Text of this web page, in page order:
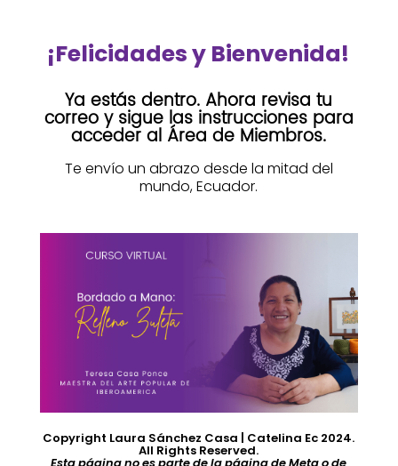
¡Felicidades y Bienvenida!
Ya estás dentro. Ahora revisa tu
correo y sigue las instrucciones para
acceder al Área de Miembros.
Te envío un abrazo desde la mitad del
mundo, Ecuador.
Copyright Laura Sánchez Casa | Catelina Ec 2024.
All Rights Reserved.
Esta página no es parte de la página de Meta o de